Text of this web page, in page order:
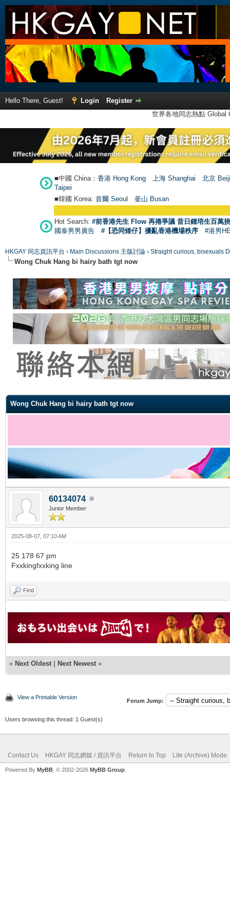
Hello There, Guest! Login
Register
世界各地同志熱點
■中國 China： 香港 Hong Kong 上海 Shanghai
北京
Taipei
■韓國 Korea: 首爾 Seoul 釜山 Busan
Hot Search: #前香港先生 Flow 再捲爭議 昔日鍾培生百萬
國泰男男廣告
#【恐同矮仔】擾亂香港機場秩序 #港男
HKGAY 同志資訊平台 › Main Discussions 主版討論 › Straight curious, bisexuals
Wong Chuk Hang bi hairy bath tgt now
Wong Chuk Hang bi hairy bath tgt now
60134074
Junior Member
2025-08-07, 07:10 AM
25 178 67 pm
Fxxkingfxxking line
Find
« Next Oldest | Next Newest »
View a Printable Version
Forum Jump:
Users browsing this thread: 1 Guest(s)
Contact Us HKGAY 同志網媒 / 資訊平台 Return to Top Lite (Archive) Mode
Powered By MyBB , © 2002-2026 MyBB Group